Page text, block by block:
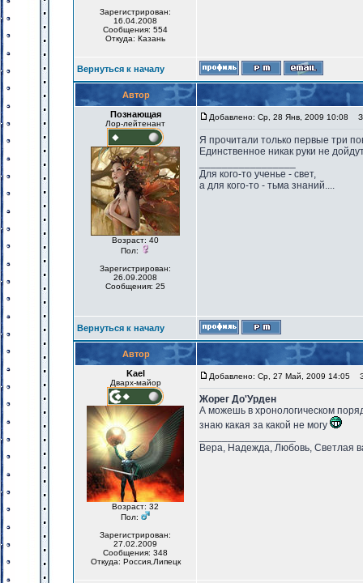
Зарегистрирован:
16.04.2008
Сообщения: 554
Откуда: Казань
Вернуться к началу
Автор
Познающая
Лор-лейтенант
Возраст: 40
Пол:
Зарегистрирован:
26.09.2008
Сообщения: 25
Добавлено: Ср, 28 Янв, 2009 10:08
Я прочитали только первые три
Единственное никак руки не
Для кого-то ученье - свет,
а для кого-то - тьма знаний....
Вернуться к началу
Автор
Kael
Дварх-майор
Возраст: 32
Пол:
Зарегистрирован:
27.02.2009
Сообщения: 348
Откуда: Россия,Липецк
Добавлено: Ср, 27 Май, 2009 14:05
Жорег До'Урден
А можешь в хронологическом
знаю какая за какой не могу
Вера, Надежда, Любовь, Светлая